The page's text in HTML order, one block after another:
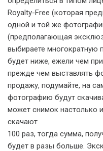
Royalty-Free (которая
одной и той же
(предполагающая
выбираете многократную
будет ниже, ежели чем
прежде чем выставлять
продажу, подумайте, на
фотографию будут
может снимок настолько
скачают
100 раз, тогда сумма,
будет в разы больше.